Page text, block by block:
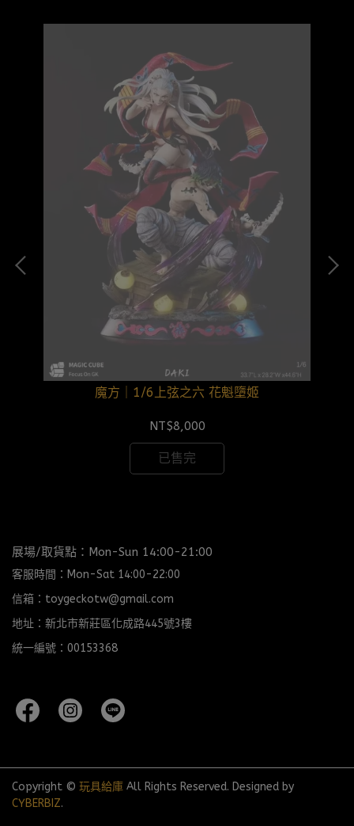
魔方｜1/6上弦之六 花魁墮姬
NT$8,000
已售完
展場/取貨點：Mon-Sun 14:00-21:00
客服時間：Mon-Sat 14:00-22:00
信箱：toygeckotw@gmail.com
地址：新北市新莊區化成路445號3樓
統一編號：00153368
Copyright © 玩具給庫 All Rights Reserved. Designed by
CYBERBIZ.